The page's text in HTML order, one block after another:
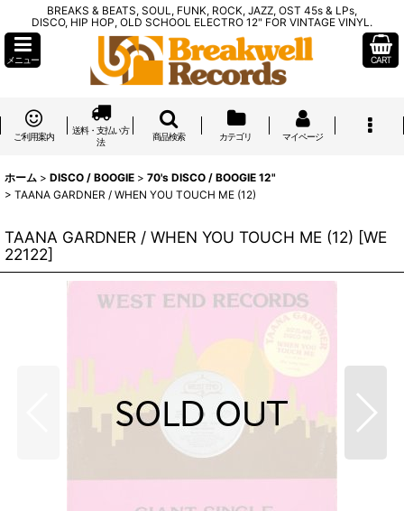
BREAKS & BEATS, SOUL, FUNK, ROCK, JAZZ, OST 45s & LPs,
DISCO, HIP HOP, OLD SCHOOL ELECTRO 12" FOR VINTAGE VINYL.
メニュー CART
ご利用案内
送料・支払い方
法
商品検索 カテゴリ マイページ
ホーム > DISCO / BOOGIE > 70's DISCO / BOOGIE 12"
> TAANA GARDNER / WHEN YOU TOUCH ME (12)
TAANA GARDNER / WHEN YOU TOUCH ME (12) [WE
22122]